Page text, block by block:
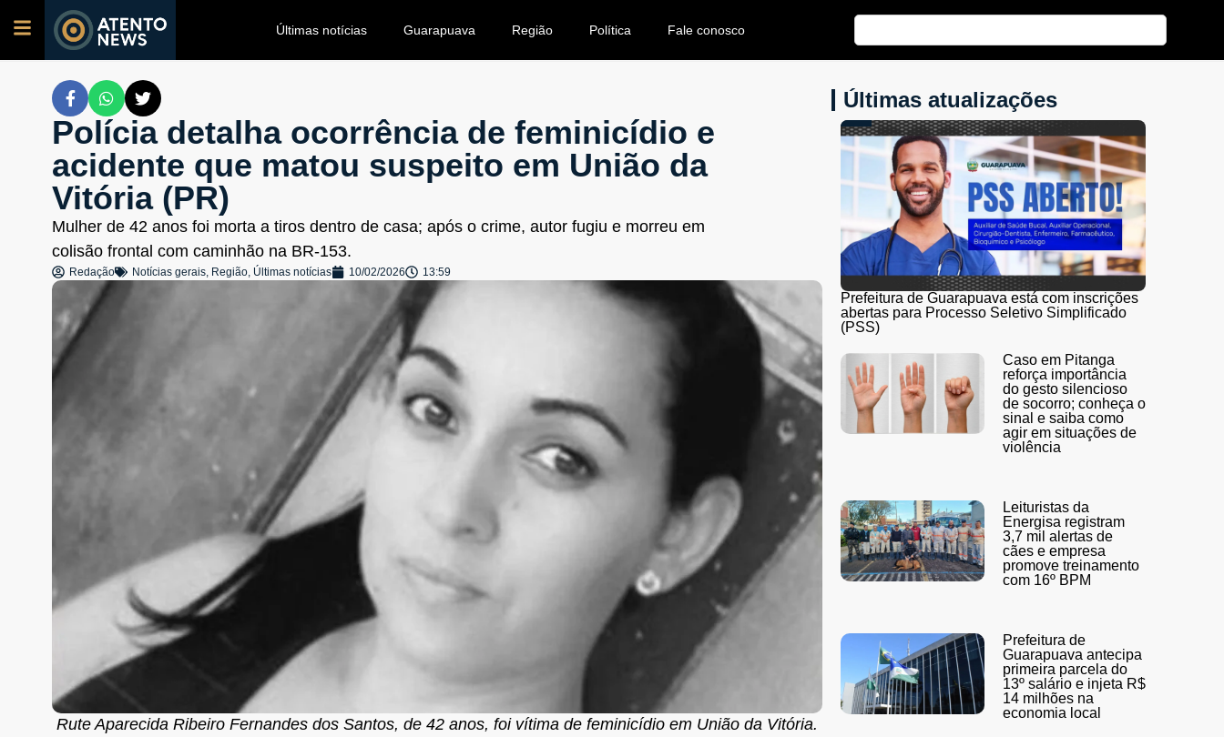
Últimas notícias Guarapuava Região Política Fale conosco
Polícia detalha ocorrência de feminicídio e
acidente que matou suspeito em União da
Vitória (PR)
Mulher de 42 anos foi morta a tiros dentro de casa; após o crime, autor fugiu e morreu em
colisão frontal com caminhão na BR-153.
Redação Notícias gerais, Região, Últimas notícias 10/02/2026 13:59
Rute Aparecida Ribeiro Fernandes dos Santos, de 42 anos, foi vítima de feminicídio em União da Vitória.
Últimas atualizações
Prefeitura de Guarapuava está com inscrições
abertas para Processo Seletivo Simplificado
(PSS)
Caso em Pitanga
reforça importância
do gesto silencioso
de socorro; conheça o
sinal e saiba como
agir em situações de
violência
Leituristas da
Energisa registram
3,7 mil alertas de
cães e empresa
promove treinamento
com 16º BPM
Prefeitura de
Guarapuava antecipa
primeira parcela do
13º salário e injeta R$
14 milhões na
economia local